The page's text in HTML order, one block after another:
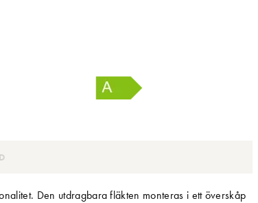
Den utdragbara fläkten monteras i ett överskåp